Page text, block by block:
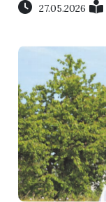
Veranstaltungen
Stellen
E-
Paper
Newsletter
App
27.05.2026